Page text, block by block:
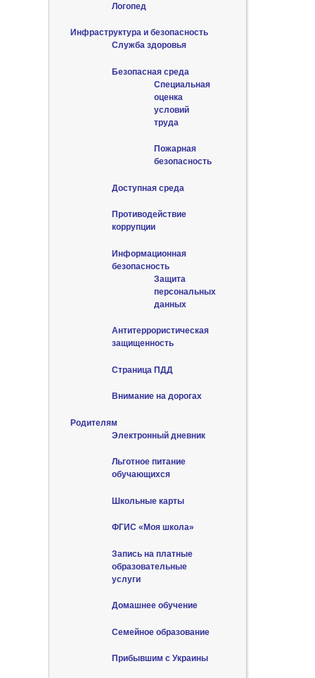
Логопед
Инфраструктура и безопасность
Служба здоровья
Безопасная среда
Специальная
оценка
условий
труда
Пожарная
безопасность
Доступная среда
Противодействие
коррупции
Информационная
безопасность
Защита
персональных
данных
Антитеррористическая
защищенность
Страница ПДД
Внимание на дорогах
Родителям
Электронный дневник
Льготное питание
обучающихся
Школьные карты
ФГИС «Моя школа»
Запись на платные
образовательные
услуги
Домашнее обучение
Семейное образование
Прибывшим с Украины